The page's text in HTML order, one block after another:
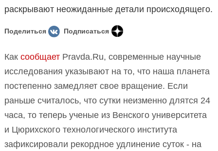
раскрывают неожиданные детали происходящего.
Поделиться Подписаться
Как сообщает Pravda.Ru, современные научные
исследования указывают на то, что наша планета
постепенно замедляет свое вращение. Если
раньше считалось, что сутки неизменно длятся 24
часа, то теперь ученые из Венского университета
и Цюрихского технологического института
зафиксировали рекордное удлинение суток - на